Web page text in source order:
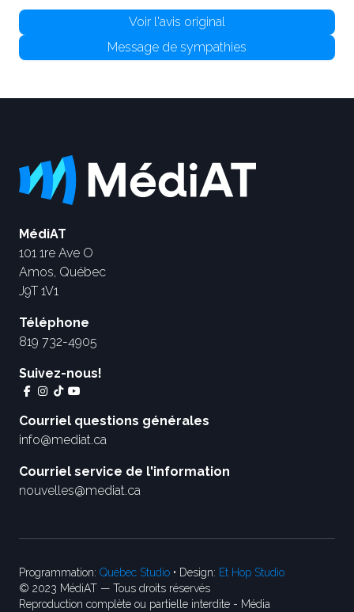
Voir l'avis original
Message de sympathies
MédiAT
101 1re Ave O
Amos, Québec
J9T 1V1
Téléphone
819 732-4905
Suivez-nous!
Courriel questions générales
info@mediat.ca
Courriel service de l'information
nouvelles@mediat.ca
Programmation: Québec Studio • Design: Et Hop Studio
© 2023 MédiAT — Tous droits réservés
Reproduction complète ou partielle interdite - Média